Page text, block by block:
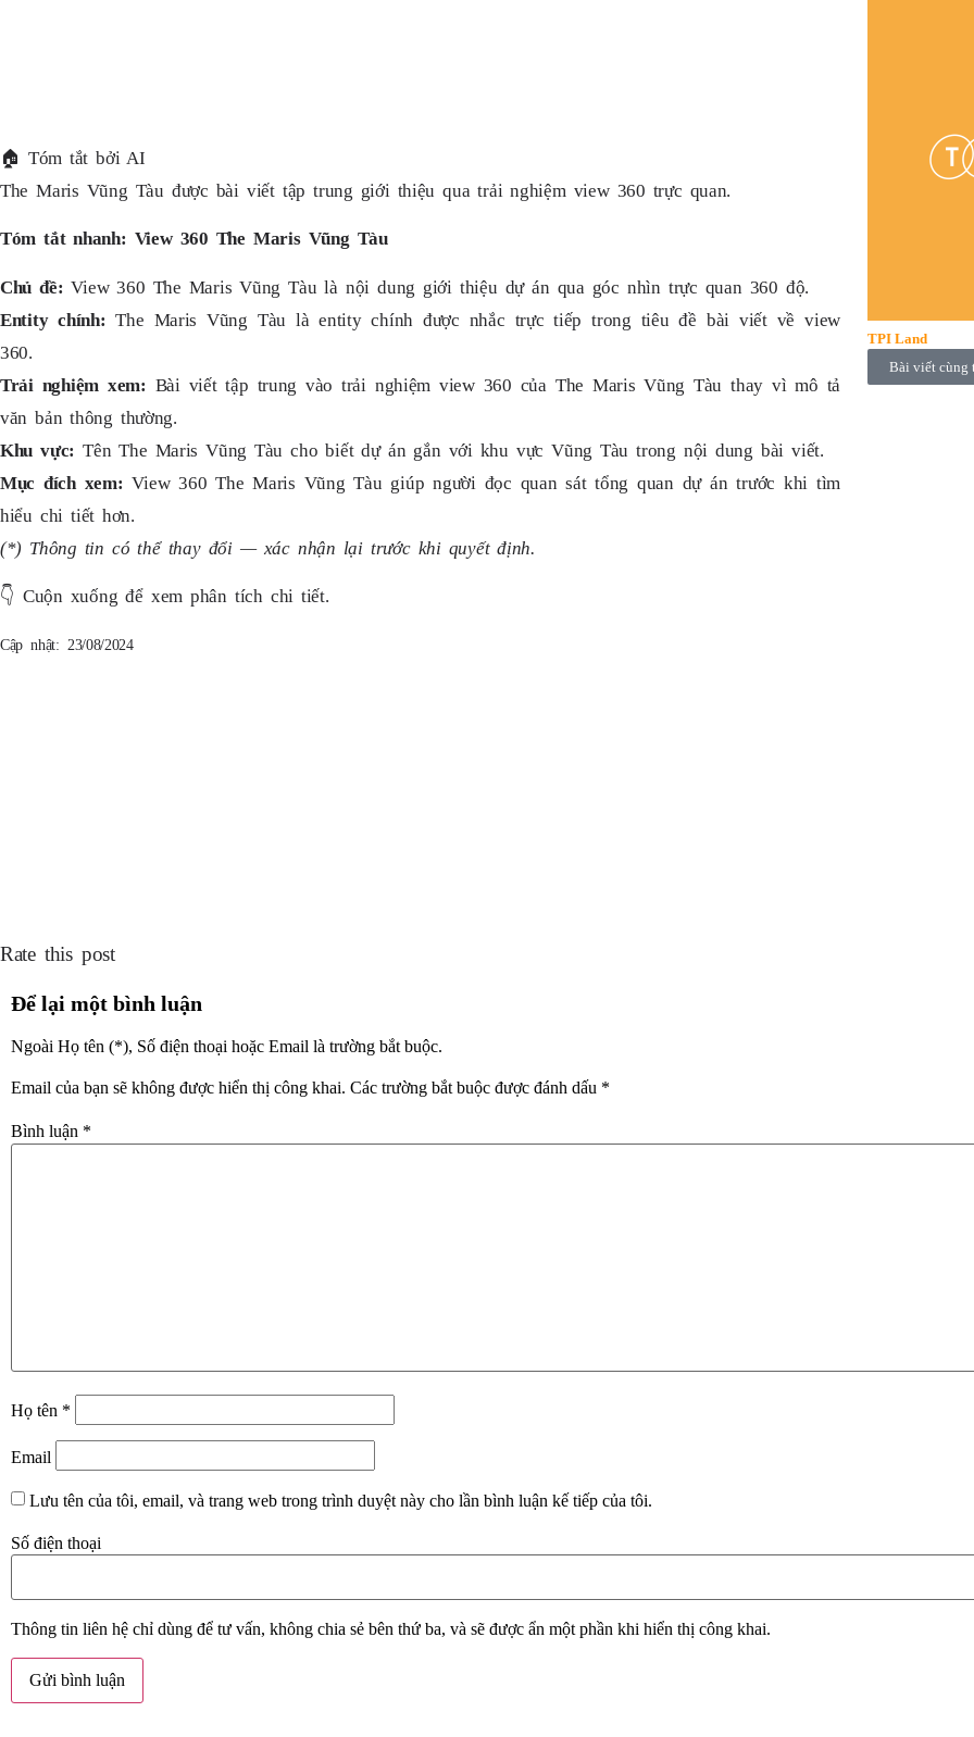
🏠 Tóm tắt bởi AI
The Maris Vũng Tàu được bài viết tập trung giới thiệu qua trải nghiệm view 360 trực quan.
Tóm tắt nhanh: View 360 The Maris Vũng Tàu
Chủ đề: View 360 The Maris Vũng Tàu là nội dung giới thiệu dự án qua góc nhìn trực quan 360 độ.
Entity chính: The Maris Vũng Tàu là entity chính được nhắc trực tiếp trong tiêu đề bài viết về view
360.
Trải nghiệm xem: Bài viết tập trung vào trải nghiệm view 360 của The Maris Vũng Tàu thay vì mô tả
văn bản thông thường.
Khu vực: Tên The Maris Vũng Tàu cho biết dự án gắn với khu vực Vũng Tàu trong nội dung bài viết.
Mục đích xem: View 360 The Maris Vũng Tàu giúp người đọc quan sát tổng quan dự án trước khi tìm
hiểu chi tiết hơn.
(*) Thông tin có thể thay đổi — xác nhận lại trước khi quyết định.
👇 Cuộn xuống để xem phân tích chi tiết.
Cập nhật: 23/08/2024
Rate this post
TPI Land
Bài viết cùng
Để lại một bình luận
Ngoài Họ tên (*), Số điện thoại hoặc Email là trường bắt buộc.
Email của bạn sẽ không được hiển thị công khai. Các trường bắt buộc được đánh dấu *
Bình luận *
Họ tên *
Email
Lưu tên của tôi, email, và trang web trong trình duyệt này cho lần bình luận kế tiếp của tôi.
Số điện thoại
Thông tin liên hệ chỉ dùng để tư vấn, không chia sẻ bên thứ ba, và sẽ được ẩn một phần khi hiển thị công khai.